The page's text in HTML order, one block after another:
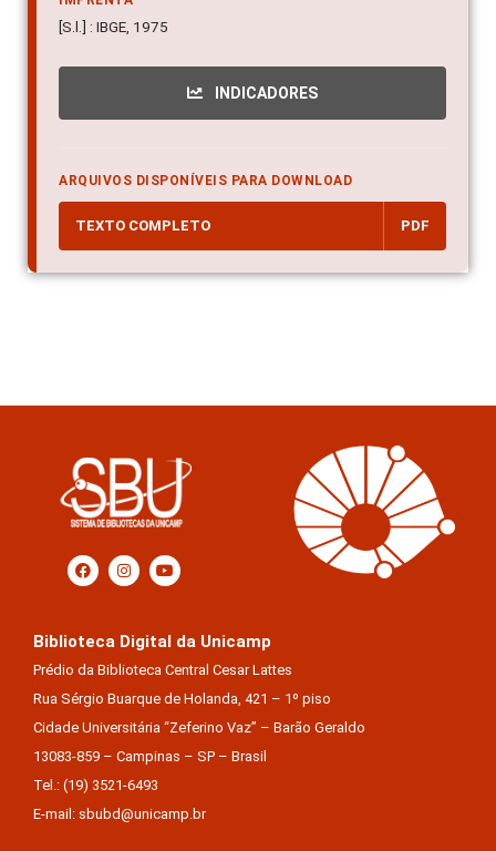
[S.l.] : IBGE, 1975
INDICADORES
ARQUIVOS DISPONÍVEIS PARA DOWNLOAD
TEXTO COMPLETO PDF
Biblioteca Digital da Unicamp
Prédio da Biblioteca Central Cesar Lattes
Rua Sérgio Buarque de Holanda, 421 – 1º piso
Cidade Universitária “Zeferino Vaz” – Barão Geraldo
13083-859 – Campinas – SP – Brasil
Tel.: (19) 3521-6493
E-mail: sbubd@unicamp.br